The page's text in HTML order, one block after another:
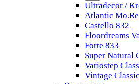
Ultradecor /
Atlantic
Castello 832
Floordreams
Forte 833
Super Natural
Variostep
Vintage